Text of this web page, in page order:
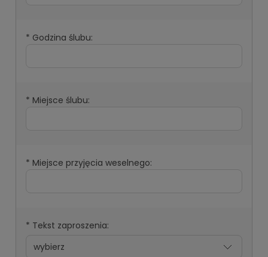
* Godzina ślubu:
* Miejsce ślubu:
* Miejsce przyjęcia weselnego:
* Tekst zaproszenia: